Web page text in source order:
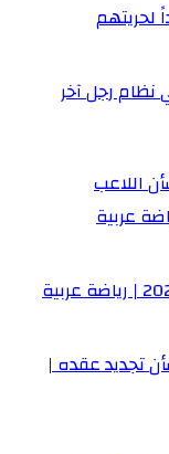
لحريتهم
نظام رجل آخر
اللاعب
عربية
تجديد عقده |